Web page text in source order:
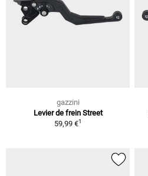
gazzini
Levier de frein Street
59,99 €1